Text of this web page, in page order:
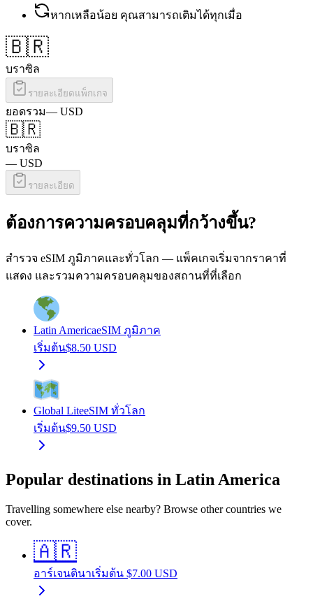
หากเหลือน้อย คุณสามารถเติมได้ทุกเมื่อ
🇧🇷
บราซิล
รายละเอียดแพ็กเกจ
ยอดรวม— USD
🇧🇷
บราซิล
— USD
รายละเอียด
ต้องการความครอบคลุมที่กว้างขึ้น?
สำรวจ eSIM ภูมิภาคและทั่วโลก — แพ็คเกจเริ่มจากราคาที่
แสดง และรวมความครอบคลุมของสถานที่ที่เลือก
Latin AmericaeSIM ภูมิภาค
เริ่มต้น$8.50 USD
Global LiteeSIM ทั่วโลก
เริ่มต้น$9.50 USD
Popular destinations in Latin America
Travelling somewhere else nearby? Browse other countries we
cover.
🇦🇷
อาร์เจนตินาเริ่มต้น $7.00 USD